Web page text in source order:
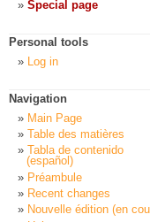
Special page
Personal tools
Log in
Navigation
Main Page
Table des matières
Tabla de contenido
(español)
Préambule
Recent changes
Nouvelle édition (en